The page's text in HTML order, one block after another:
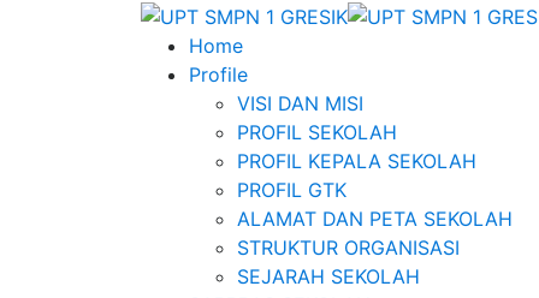
Home
Profile
VISI DAN MISI
PROFIL SEKOLAH
PROFIL KEPALA SEKOLAH
PROFIL GTK
ALAMAT DAN PETA SEKOLAH
STRUKTUR ORGANISASI
SEJARAH SEKOLAH